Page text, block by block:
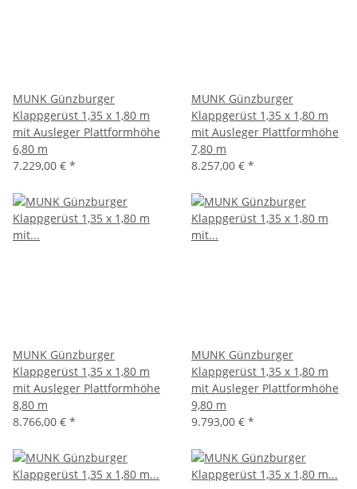
MUNK Günzburger
Klappgerüst 1,35 x 1,80 m
mit Ausleger Plattformhöhe
6,80 m
7.229,00 € *
MUNK Günzburger
Klappgerüst 1,35 x 1,80 m
mit Ausleger Plattformhöhe
7,80 m
8.257,00 € *
MUNK Günzburger
Klappgerüst 1,35 x 1,80 m
mit Ausleger Plattformhöhe
8,80 m
8.766,00 € *
MUNK Günzburger
Klappgerüst 1,35 x 1,80 m
mit Ausleger Plattformhöhe
9,80 m
9.793,00 € *